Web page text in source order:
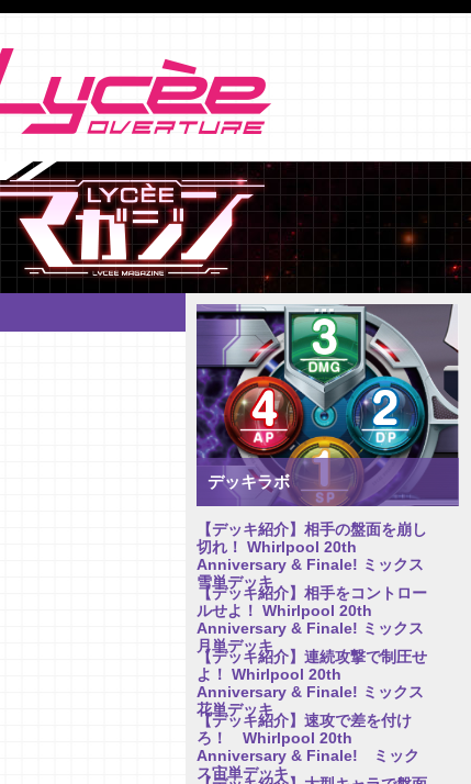
デッキラボ
【デッキ紹介】相手の盤面を崩し
切れ！ Whirlpool 20th
Anniversary & Finale! ミックス
雪単デッキ
【デッキ紹介】相手をコントロー
ルせよ！ Whirlpool 20th
Anniversary & Finale! ミックス
月単デッキ
【デッキ紹介】連続攻撃で制圧せ
よ！ Whirlpool 20th
Anniversary & Finale! ミックス
花単デッキ
【デッキ紹介】速攻で差を付け
ろ！ Whirlpool 20th
Anniversary & Finale! ミック
ス宙単デッキ